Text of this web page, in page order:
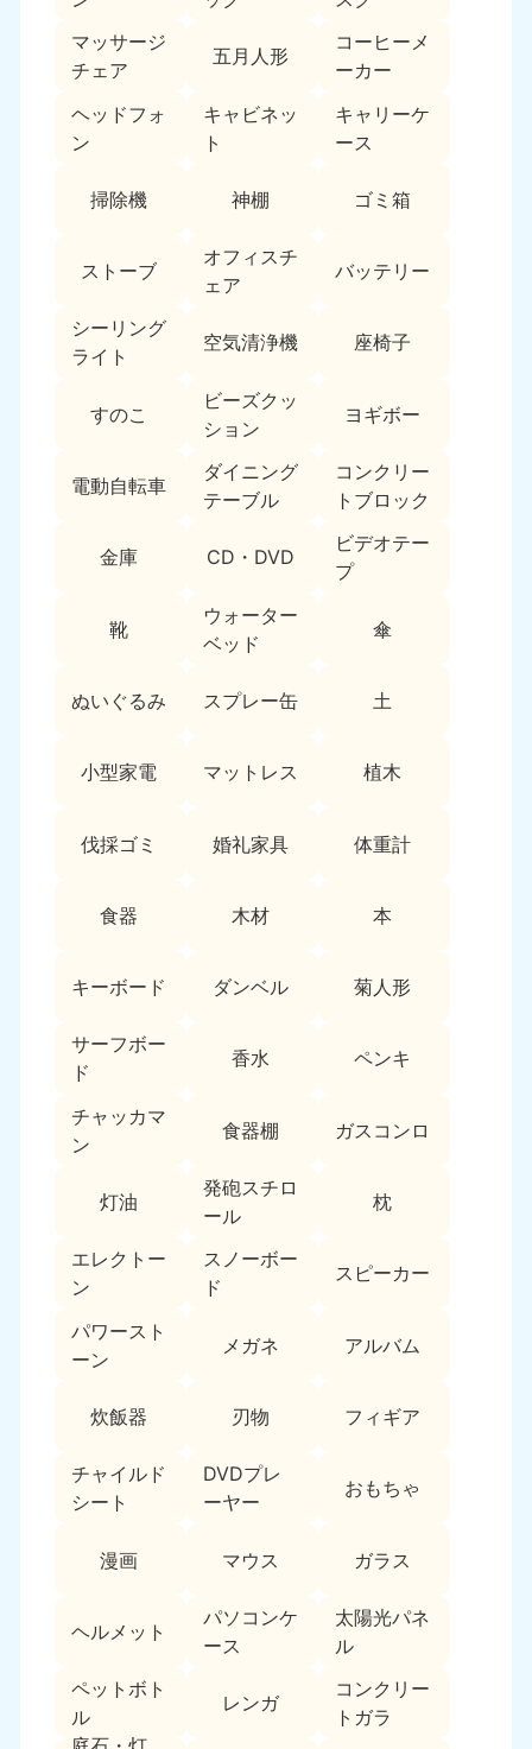
マッサージ
チェア
五月人形
コーヒーメ
ーカー
ヘッドフォ
ン
キャビネッ
ト
キャリーケ
ース
掃除機 神棚 ゴミ箱
ストーブ
オフィスチ
ェア
バッテリー
シーリング
ライト
空気清浄機 座椅子
すのこ
ビーズクッ
ション
ヨギボー
電動自転車
ダイニング
テーブル
コンクリー
トブロック
金庫 CD・DVD
ビデオテー
プ
靴
ウォーター
ベッド
傘
ぬいぐるみ スプレー缶 土
小型家電 マットレス 植木
伐採ゴミ 婚礼家具 体重計
食器 木材 本
キーボード ダンベル 菊人形
サーフボー
ド
香水 ペンキ
チャッカマ
ン
食器棚 ガスコンロ
灯油
発砲スチロ
ール
枕
エレクトー
ン
スノーボー
ド
スピーカー
パワースト
ーン
メガネ アルバム
炊飯器 刃物 フィギア
チャイルド
シート
DVDプレ
ーヤー
おもちゃ
漫画 マウス ガラス
ヘルメット
パソコンケ
ース
太陽光パネ
ル
ペットボト
ル
レンガ
コンクリー
トガラ
福島県
050-1881-5271
関東
050-1881-5265 050-1881-5264
050-1881-5268
9:00〜19:00 年中無休 9:00〜19:00 年中無休
050-1881-5270
9:00〜19:00 年中無休
050-1881-5269
群馬県
9:00〜19:00 年中無休
愛知県
9:00〜19:00 年中無休
岐阜県
9:00〜19:00 年中無休
050-1881-5256 050-1881-5260
福井県
9:00〜19:00 年中無休
石川県
9:00〜19:00 年中無休
050-1881-5262 050-1881-5257
9:00〜19:00 年中無休
大阪府
9:00〜19:00 年中無休
兵庫県
9:00〜19:00 年中無休
奈良県
050-1881-5249
9:00〜19:00 年中無休
050-1881-5254
滋賀県
9:00〜19:00 年中無休
京都府
9:00〜19:00 年中無休
050-1881-5248
中国
岡山県
050-1881-5146
9:00〜19:00 年中無休
050-1880-9900
9:00〜19:00 年中無休